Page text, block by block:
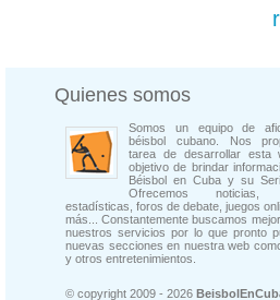
Quienes somos
Somos un equipo de
béisbol cubano. Nos
tarea de desarrollar esta
objetivo de brindar
Béisbol en Cuba y su
Ofrecemos noticias,
estadísticas, foros de debate, juegos
más... Constantemente buscamos
nuestros servicios por lo que pronto
nuevas secciones en nuestra web
y otros entretenimientos.
© copyright 2009 - 2026